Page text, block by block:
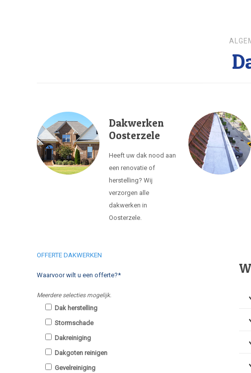
Dakwerken
Oosterzele
Heeft uw dak nood aan
een renovatie of
herstelling? Wij
verzorgen alle
dakwerken in
Oosterzele.
OFFERTE DAKWERKEN
Waarvoor wilt u een offerte?*
Meerdere selecties mogelijk.
Dak herstelling
Stormschade
Dakreiniging
Dakgoten reinigen
Gevelreiniging